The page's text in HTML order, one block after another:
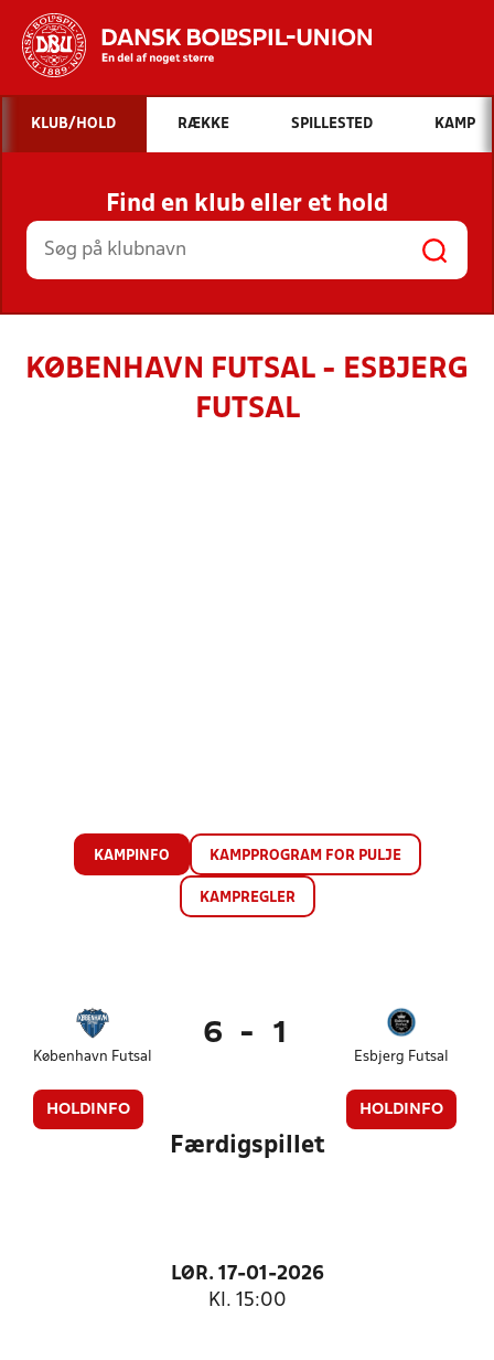
Hvad vil du søge efter?
INDHOLD OG NYHEDER
STILLINGER, RESULTATER, KLUBBER OG
HOLD
KLUB/HOLD RÆKKE SPILLESTED KAMP
Find en klub eller et hold
KØBENHAVN FUTSAL - ESBJERG
FUTSAL
KAMPINFO KAMPPROGRAM FOR PULJE
KAMPREGLER
København Futsal
HOLDINFO
6 - 1
Esbjerg Futsal
HOLDINFO
Færdigspillet
LØR. 17-01-2026
Kl. 15:00